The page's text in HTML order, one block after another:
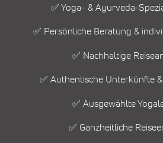
✅ Yoga- & Ayurveda-
✅ Persönliche Beratung &
✅ Nachhaltige
✅ Authentische Unterkünfte
✅ Ausgewählte
✅ Ganzheitliche